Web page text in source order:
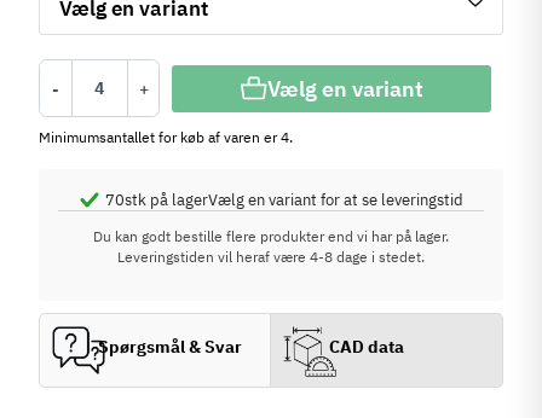
- + Vælg en variant
Minimumsantallet for køb af varen er 4.
70stk på lagerVælg en variant for at se leveringstid
Du kan godt bestille flere produkter end vi har på lager.
Leveringstiden vil heraf være 4-8 dage i stedet.
Spørgsmål & Svar CAD data